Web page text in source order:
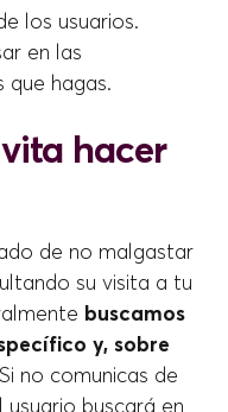
los usuarios.
en las
que hagas.
hacer
de no malgastar
su visita a tu
buscamos
y, sobre
no comunicas de
buscará en